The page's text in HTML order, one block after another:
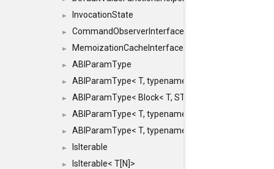
► InvocationState
► CommandObserverInterface
► MemoizationCacheInterface
► ABIParamType
► ABIParamType< T, typename std::enable_if<
► ABIParamType< Block< T, STRIDED, MOVE > >
► ABIParamType< T, typename std::enable_if<
► ABIParamType< T, typename std::enable_if<
► IsIterable
► IsIterable< T[N]>